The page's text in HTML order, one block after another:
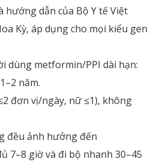
dẫn của Bộ Y tế Việt
Kỳ, áp dụng cho mọi kiểu gen
dùng metformin/PPI dài hạn:
năm.
đơn vị/ngày, nữ ≤1), không
đều ảnh hưởng đến
7–8 giờ và đi bộ nhanh 30–45